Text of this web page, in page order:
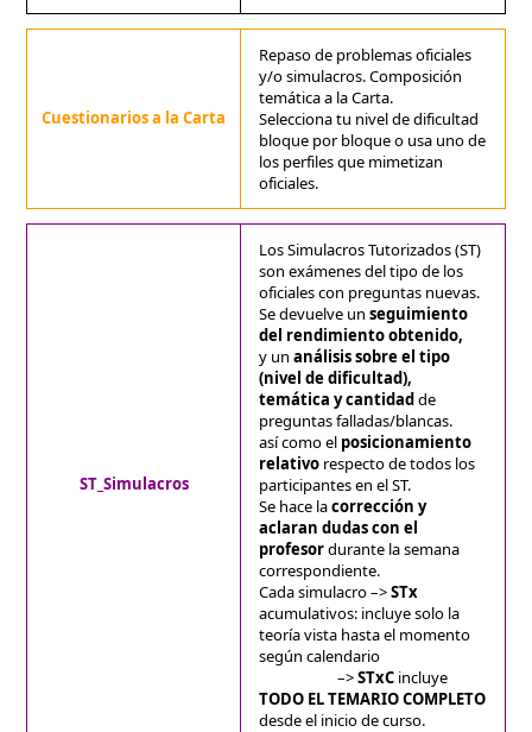
Cuestionarios a la Carta
Repaso de problemas oficiales
y/o simulacros. Composición
temática a la Carta.
Selecciona tu nivel de dificultad
bloque por bloque o usa uno de
los perfiles que mimetizan
oficiales.
ST_Simulacros
Los Simulacros Tutorizados (ST)
son exámenes del tipo de los
oficiales con preguntas nuevas.
Se devuelve unseguimiento
del rendimiento obtenido,
y unanálisis sobre el tipo
(nivel de dificultad),
temática y cantidadde
preguntas falladas/blancas.
así como el posicionamiento
relativo respecto de todos los
participantes en el ST.
Se hace lacorrección y
aclaran dudas con el
profesordurante la semana
correspondiente.
Cada simulacro –>STx
acumulativos: incluye solo la
teoría vista hasta el momento
según calendario
–>STxC incluye
TODO EL TEMARIO COMPLETO
desde el inicio de curso.